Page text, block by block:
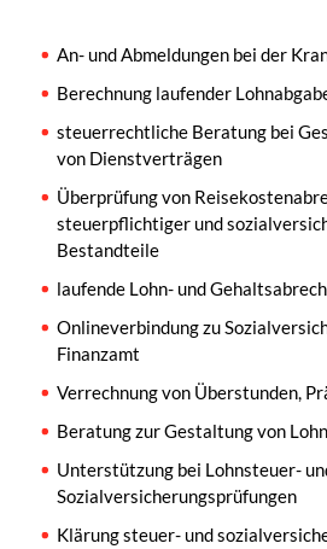
An- und Abmeldungen bei der
Berechnung laufender
steuerrechtliche Beratung bei
von Dienstverträgen
Überprüfung von
steuerpflichtiger und
Bestandteile
laufende Lohn- und
Onlineverbindung zu
Finanzamt
Verrechnung von Überstunden,
Beratung zur Gestaltung von
Unterstützung bei Lohnsteuer-
Sozialversicherungsprüfungen
Klärung steuer- und